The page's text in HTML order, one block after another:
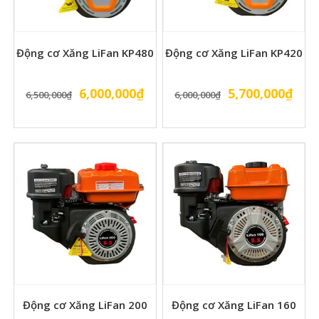
Động cơ Xăng LiFan KP480
6,500,000₫
Giá
là:
6,500,000₫.
6,000,000₫Giá
tại
là:
6,000,000₫.
Động cơ Xăng LiFan KP420
6,000,000₫
Giá
là:
6,000,000₫.
5,700,000₫Giá
tại
là:
Động cơ Xăng LiFan 200 Động cơ Xăng LiFan 160